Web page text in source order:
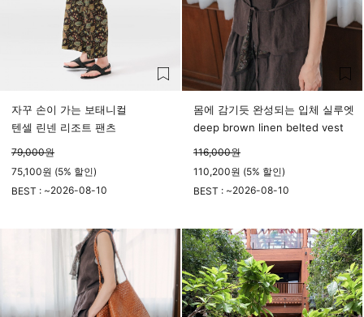
자꾸 손이 가는 보태니컬
텐셀 린넨 리조트 팬츠
79,000원
75,100원 (5% 할인)
BEST : ~2026-08-10
몸에 감기듯 완성되는 입체 실루엣
deep brown linen belted vest
116,000원
110,200원 (5% 할인)
BEST : ~2026-08-10